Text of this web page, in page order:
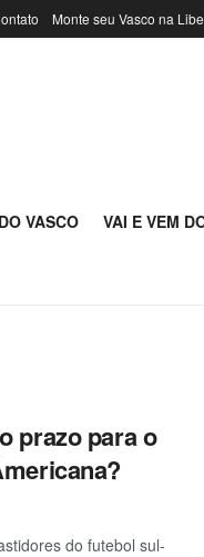
Monte seu Vasco na
VASCO VAI E VEM
prazo para o
do futebol sul-